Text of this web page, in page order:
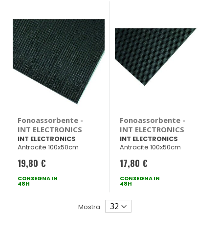
Fonoassorbente -
INT ELECTRONICS
INT ELECTRONICS
Antracite 100x50cm
19,80 €
CONSEGNA IN
48H
Fonoassorbente -
INT ELECTRONICS
INT ELECTRONICS
Antracite 100x50cm
17,80 €
CONSEGNA IN
48H
Mostra